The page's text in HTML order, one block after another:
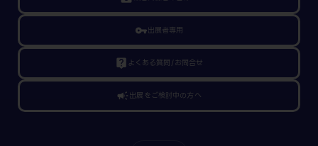
vpn_key出展者専用
live_help よくある質問/お問合せ
campaign出展をご検討中の方へ